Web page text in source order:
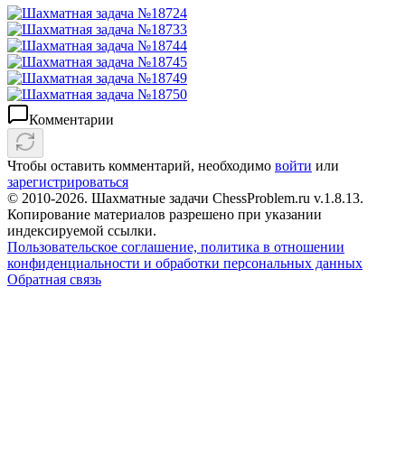
Комментарии
Чтобы оставить комментарий, необходимо войти или
зарегистрироваться
© 2010-2026. Шахматные задачи ChessProblem.ru v.1.8.13.
Копирование материалов разрешено при указании
индексируемой ссылки.
Пользовательское соглашение, политика в отношении
конфиденциальности и обработки персональных данных
Обратная связь